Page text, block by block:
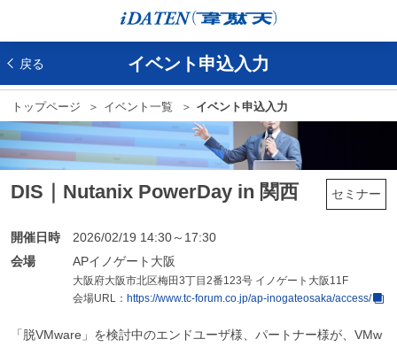
戻る イベント申込入力
トップページ イベント一覧 イベント申込入力
セミナー
DIS｜Nutanix PowerDay in 関西
開催日時
2026/02/19 14:30～17:30
会場
APイノゲート大阪
大阪府大阪市北区梅田3丁目2番123号 イノゲート大阪11F
会場URL： https://www.tc-forum.co.jp/ap-inogateosaka/access/
「脱VMware」を検討中のエンドユーザ様、パートナー様が、VMw